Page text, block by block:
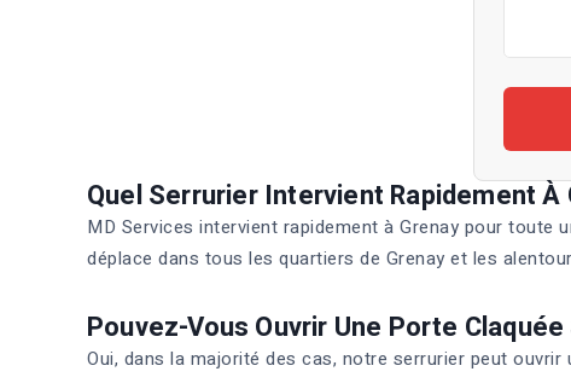
Quel Serrurier Intervient Rapidement À
MD Services intervient rapidement à Grenay pour
déplace dans tous les quartiers de Grenay et les
Pouvez-Vous Ouvrir Une Porte
Oui, dans la majorité des cas, notre serrurier peut